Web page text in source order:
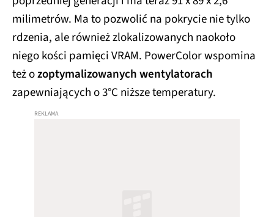
milimetrów. Ma to pozwolić na pokrycie nie tylko
rdzenia, ale również zlokalizowanych naokoło
niego kości pamięci VRAM. PowerColor wspomina
też ozoptymalizowanych wentylatorach
zapewniających o 3°C niższe temperatury.